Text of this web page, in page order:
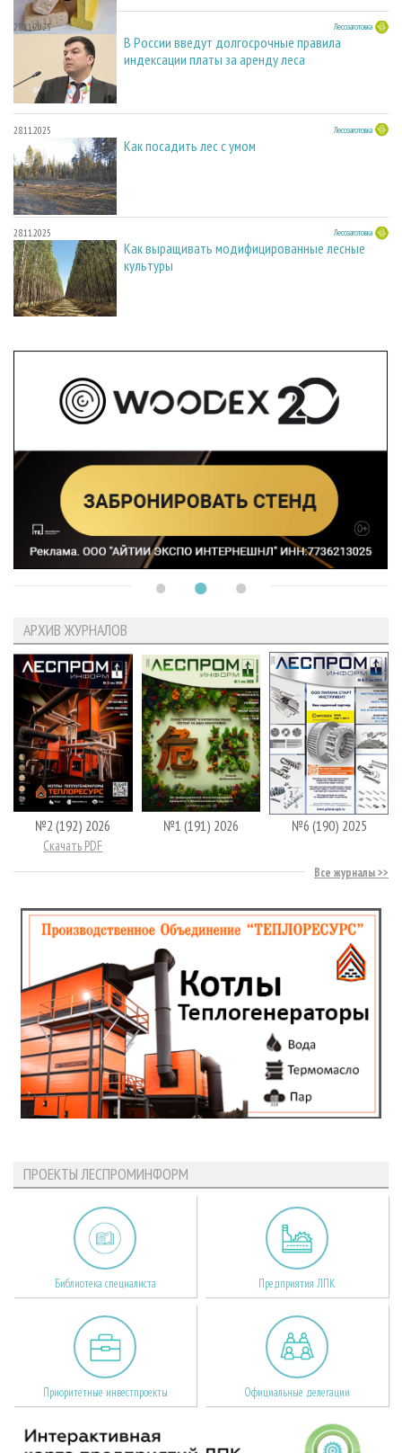
28.11.2025 Лесозаготовка
В России введут долгосрочные правила
индексации платы за аренду леса
28.11.2025 Лесозаготовка
Как посадить лес с умом
28.11.2025 Лесозаготовка
Как выращивать модифицированные лесные
культуры
АРХИВ ЖУРНАЛОВ
№2 (192) 2026
Скачать PDF
№1 (191) 2026 №6 (190) 2025
Все журналы
ПРОЕКТЫ ЛЕСПРОМИНФОРМ
Библиотека специалиста Предприятия ЛПК
Приоритетные инвестпроекты Официальные делегации